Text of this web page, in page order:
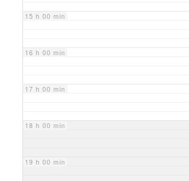
15 h 00 min
16 h 00 min
17 h 00 min
18 h 00 min
19 h 00 min